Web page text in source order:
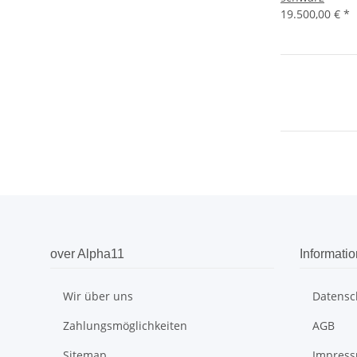
19.500,00 € *
over Alpha11
Wir über uns
Zahlungsmöglichkeiten
AGB